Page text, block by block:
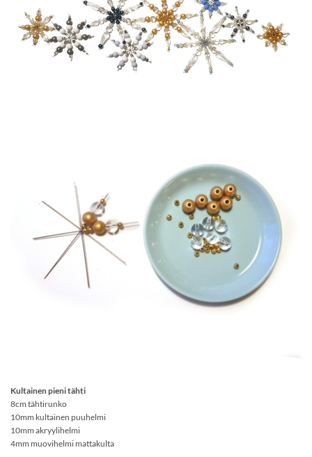
Kultainen pieni tähti
8cm tähtirunko
10mm kultainen puuhelmi
10mm akryylihelmi
4mm muovihelmi mattakulta